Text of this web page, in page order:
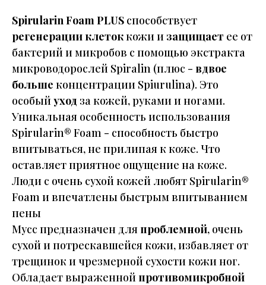
SpirularinFoam PLUS способствует
регенерации клетоккожи и защищает ее от
бактерий и микробов с помощью экстракта
микроводорослей Spiralin (плюс - вдвое
больше концентрации Spiurulina). Это
особыйуход за кожей, руками и ногами.
Уникальная особенность использования
Spirularin® Foam - способность быстро
впитываться, не прилипая к коже. Что
оставляет приятное ощущение на коже.
Люди с очень сухой кожей любят Spirularin®
Foam и впечатлены быстрым впитыванием
пены
Мусс предназначен для проблемной, очень
сухой и потрескавшейся кожи, избавляет от
трещинок и чрезмерной сухости кожи ног.
Обладает выраженной противомикробной